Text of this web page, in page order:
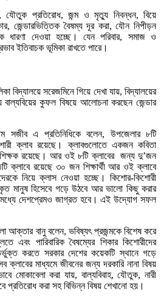
যৌতুক প্রতিরোধ, জন্ম ও মৃত্যু নিবন্ধন, বিয়ে
জেন্ডারভিত্তিক বৈষম্য দূর করা, যৌন নিপীড়ন
ধারণা দেওয়া হচ্ছে। যেন পরিবার, সমাজ ও
ইতিবাচক ভূমিকা রাখতে পারে।
বিদ্যালয়ে সরেজমিনে গিয়ে দেখা যায়, বিদ্যালয়ের
বাল্যবিয়ের কুফল বিষয়ে আলোচনা করছেন জেন্ডার
সজীব এ প্রতিনিধিকে বলেন, উপজেলার ৮টি
ক্লাব রয়েছে। ক্লাবগুলোতে একজন কবিতা
রয়েছে। আর ওই ৮টি ক্লাবের জন্য দু’জন
ক্লাবে রয়েছে ৩০ জন শিক্ষার্থী আর ওই ক্লাবে
নিয়ে ক্লাস নেওয়া হচ্ছে। কিশোর-কিশোরী
মানুষ হিসেবে গড়ে উঠবে আর ভালো কিছু করার
মধ্যে দেশপ্রেমও জাগ্রত হবে। এই উদ্যোগ সফল
আক্তার বানু বলেন, ভবিষ্যৎ প্রজন্মকে বিশেষ করে
এবং পারিবারিক বৈষম্যের শিকার কিশোরীদের
করতে সরকার দেশের কয়েকটি স্থানে গড়ে
ক্লাবের মাধ্যমে জীবনের জন্য দরকারি নানা বিষয়
মোকাবেলা করা যায়, বাল্যবিবাহ, যৌতুক, নারী
প্রতিরোধ করা সহ বিভিন্ন বিষয় শেখানো হয়।